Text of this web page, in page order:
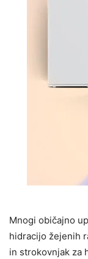
Mnogi običajno
hidracijo žejenih
in strokovnjak za